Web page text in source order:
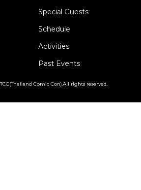
Special Guests
Schedule
Activities
Past Events
Comic Con).All rights reserved.